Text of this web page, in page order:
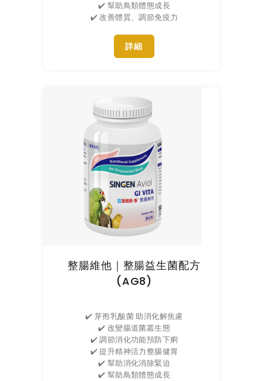
✔️ 幫助鳥類體態成長
✔️ 改善體質、調節免疫力
詳細
整腸維他｜整腸益生菌配方
(AG8)
✔️ 芽孢乳酸菌 助消化解焦慮
✔️ 改變腸道菌叢生態
✔️ 調節消化功能預防下痢
✔️ 提升精神活力整腸健胃
✔️ 幫助消化消除緊迫
✔️ 幫助鳥類體態成長